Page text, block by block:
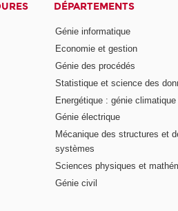
DÉPARTEMENTS
Génie informatique
Economie et gestion
Génie des procédés
Statistique et science des
Energétique : génie
Génie électrique
Mécanique des structures et
systèmes
Sciences physiques et
Génie civil